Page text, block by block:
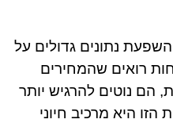
נתונים גדולים על
רואים שהמחירים
הם נוטים להרגיש יותר
היא מרכיב חיוני